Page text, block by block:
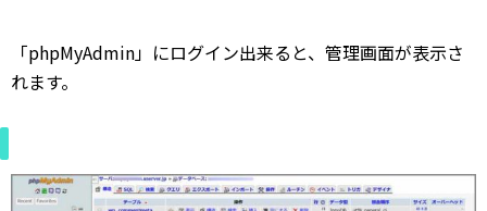
「phpMyAdmin」にログイン出来ると、管理画面が表示さ
れます。